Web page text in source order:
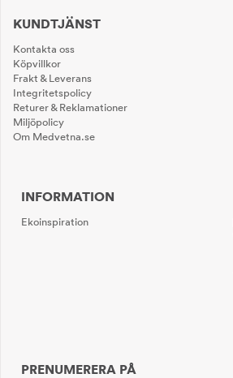
KUNDTJÄNST
Kontakta oss
Köpvillkor
Frakt & Leverans
Integritetspolicy
Returer & Reklamationer
Miljöpolicy
Om Medvetna.se
INFORMATION
Ekoinspiration
PRENUMERERA PÅ